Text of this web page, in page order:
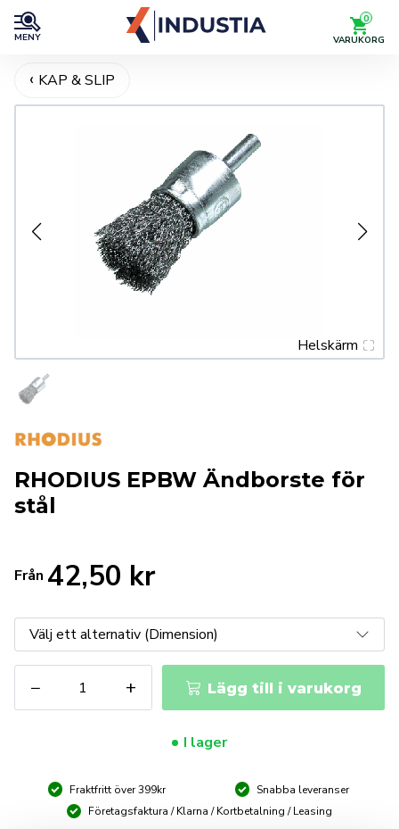
MENY
0
VARUKORG
KAP & SLIP
Helskärm
RHODIUS EPBW Ändborste för
stål
Från 42,50 kr
−
EPBW
Ändborste
+ Lägg till i varukorg
I lager
Fraktfritt över 399kr
Snabba leveranser
Företagsfaktura / Klarna / Kortbetalning / Leasing